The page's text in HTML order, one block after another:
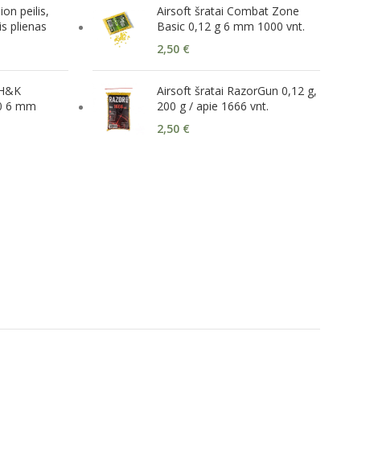
peilis,
plienas
6 mm
Airsoft šratai Combat Zone
Basic 0,12 g 6 mm 1000 vnt.
2,50 €
Airsoft šratai RazorGun 0,12 g,
200 g / apie 1666 vnt.
2,50 €